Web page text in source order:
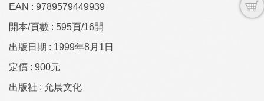
EAN : 9789579449939
開本/頁數 : 595頁/16開
出版日期 : 1999年8月1日
定價 : 900元
出版社 : 允晨文化